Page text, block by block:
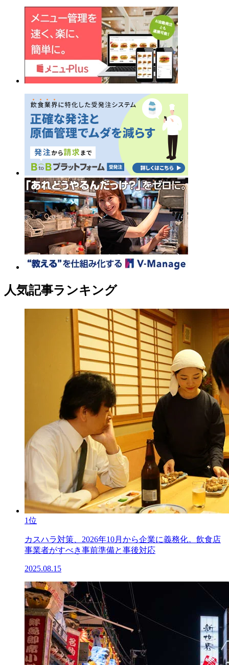
人気記事ランキング
1位
カスハラ対策、2026年10月から企業に義務化。飲食店
事業者がすべき事前準備と事後対応
2025.08.15